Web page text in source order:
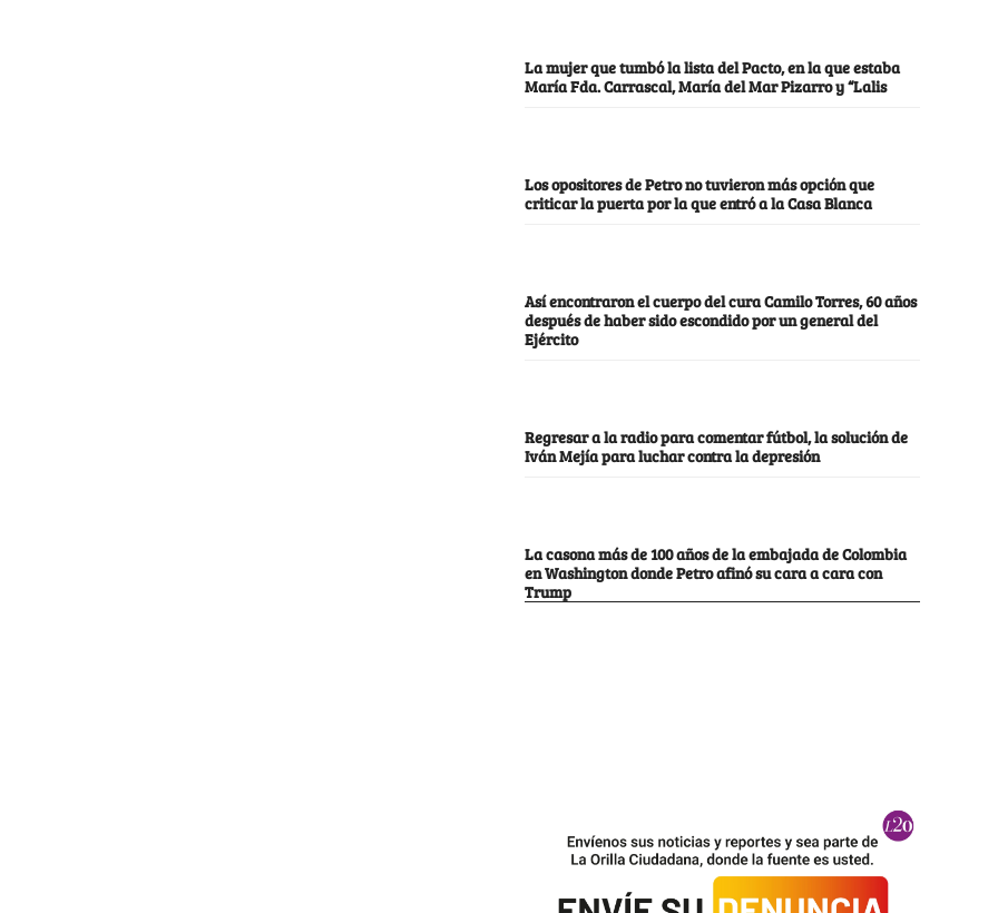
La mujer que tumbó la lista del Pacto, en la que estaba
María Fda. Carrascal, María del Mar Pizarro y “Lalis
Los opositores de Petro no tuvieron más opción que
criticar la puerta por la que entró a la Casa Blanca
Así encontraron el cuerpo del cura Camilo Torres, 60 años
después de haber sido escondido por un general del
Ejército
Regresar a la radio para comentar fútbol, la solución de
Iván Mejía para luchar contra la depresión
La casona más de 100 años de la embajada de Colombia
en Washington donde Petro afinó su cara a cara con
Trump